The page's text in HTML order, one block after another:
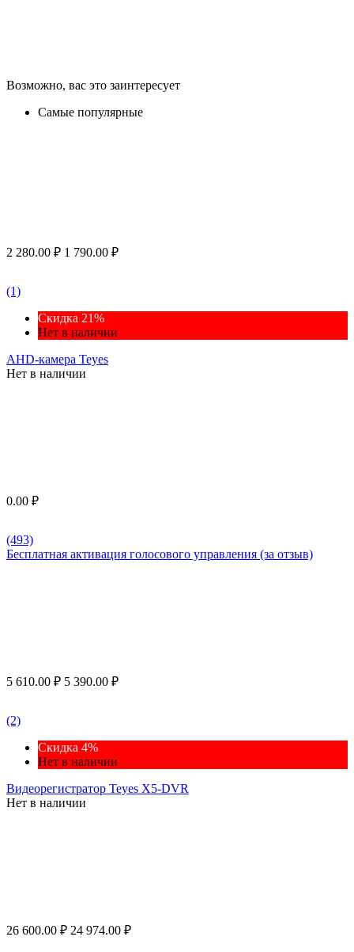
Возможно, вас это заинтересует
Самые популярные
2 280.00 ₽ 1 790.00 ₽
(1)
Скидка 21%
Нет в наличии
AHD-камера Teyes
Нет в наличии
0.00 ₽
(493)
Бесплатная активация голосового управления (за отзыв)
5 610.00 ₽ 5 390.00 ₽
(2)
Скидка 4%
Нет в наличии
Видеорегистратор Teyes X5-DVR
Нет в наличии
26 600.00 ₽ 24 974.00 ₽